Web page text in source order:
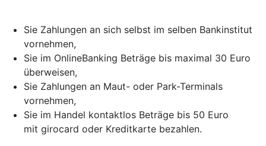
Sie Zahlungen an sich selbst im selben Bankinstitut
vornehmen,
Sie im OnlineBanking Beträge bis maximal 30 Euro
überweisen,
Sie Zahlungen an Maut- oder Park-Terminals
vornehmen,
Sie im Handel kontaktlos Beträge bis 50 Euro
mit girocard oder Kreditkarte bezahlen.